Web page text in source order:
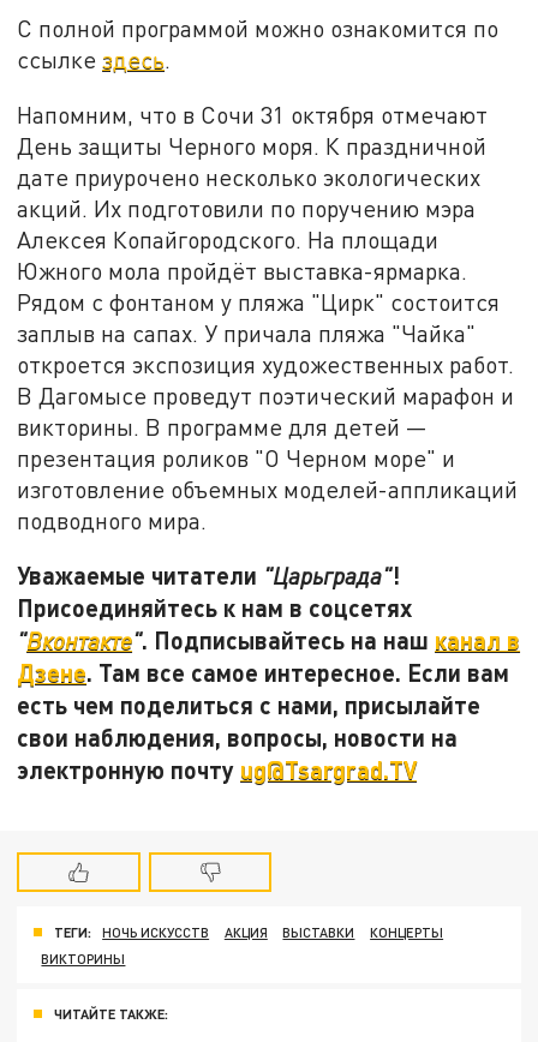
С полной программой можно ознакомится по
ссылкездесь.
Напомним, что в Сочи 31 октября отмечают
День защиты Черного моря. К праздничной
дате приурочено несколько экологических
акций. Их подготовили по поручению мэра
Алексея Копайгородского. На площади
Южного мола пройдёт выставка-ярмарка.
Рядом с фонтаном у пляжа "Цирк" состоится
заплыв на сапах. У причала пляжа "Чайка"
откроется экспозиция художественных работ.
В Дагомысе проведут поэтический марафон и
викторины. В программе для детей —
презентация роликов "О Черном море" и
изготовление объемных моделей-аппликаций
подводного мира.
Уважаемые читатели "Царьграда"!
Присоединяйтесь к нам в соцсетях
"Вконтакте". Подписывайтесь на наш канал в
Дзене. Там все самое интересное. Если вам
есть чем поделиться с нами, присылайте
свои наблюдения, вопросы, новости на
электронную почту ug@Tsargrad.TV
ТЕГИ: НОЧЬ ИСКУССТВ АКЦИЯ ВЫСТАВКИ
КОНЦЕРТЫ
ВИКТОРИНЫ
ЧИТАЙТЕ ТАКЖЕ: